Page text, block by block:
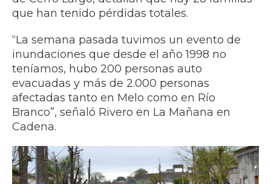
que han tenido pérdidas totales.
“La semana pasada tuvimos un evento de
inundaciones que desde el año 1998 no
teníamos, hubo 200 personas auto
evacuadas y más de 2.000 personas
afectadas tanto en Melo como en Río
Branco”, señaló Rivero en La Mañana en
Cadena.